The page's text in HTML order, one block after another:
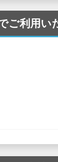
ご利用い